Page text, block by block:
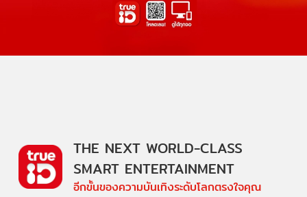
THE NEXT WORLD-CLASS
SMART ENTERTAINMENT
อีกขั้นของความบันเทิงระดับโลกตรงใจคุณ